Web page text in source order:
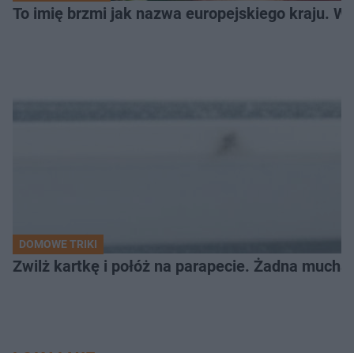
To imię brzmi jak nazwa europejskiego kraju.
DOMOWE TRIKI
Zwilż kartkę i połóż na parapecie. Żadna